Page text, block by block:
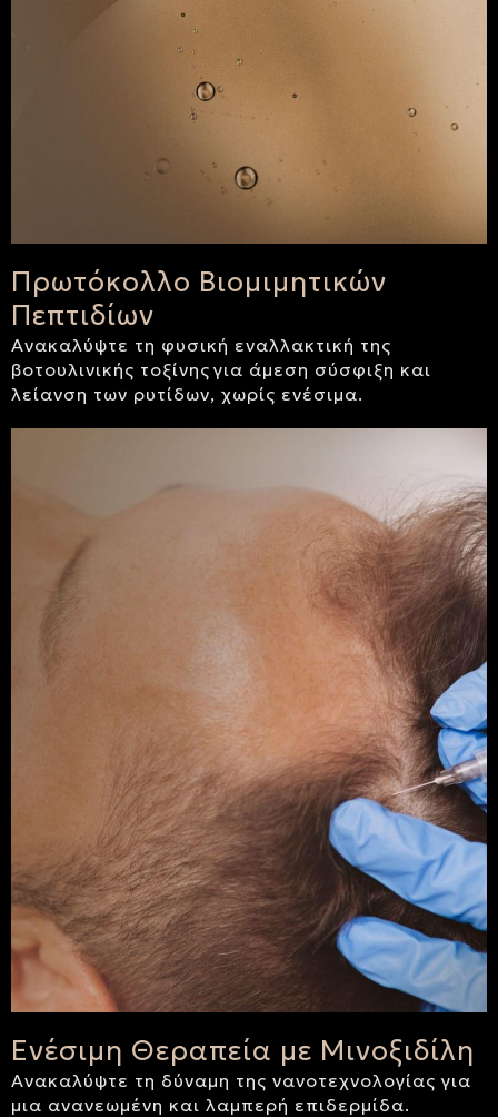
Πρωτόκολλο Βιομιμητικών
Πεπτιδίων
Ανακαλύψτε τη φυσική εναλλακτική της
βοτουλινικής τοξίνης για άμεση σύσφιξη και
λείανση των ρυτίδων, χωρίς ενέσιμα.
Ενέσιμη Θεραπεία με Μινοξιδίλη
Ανακαλύψτε τη δύναμη της νανοτεχνολογίας για
μια ανανεωμένη και λαμπερή επιδερμίδα.